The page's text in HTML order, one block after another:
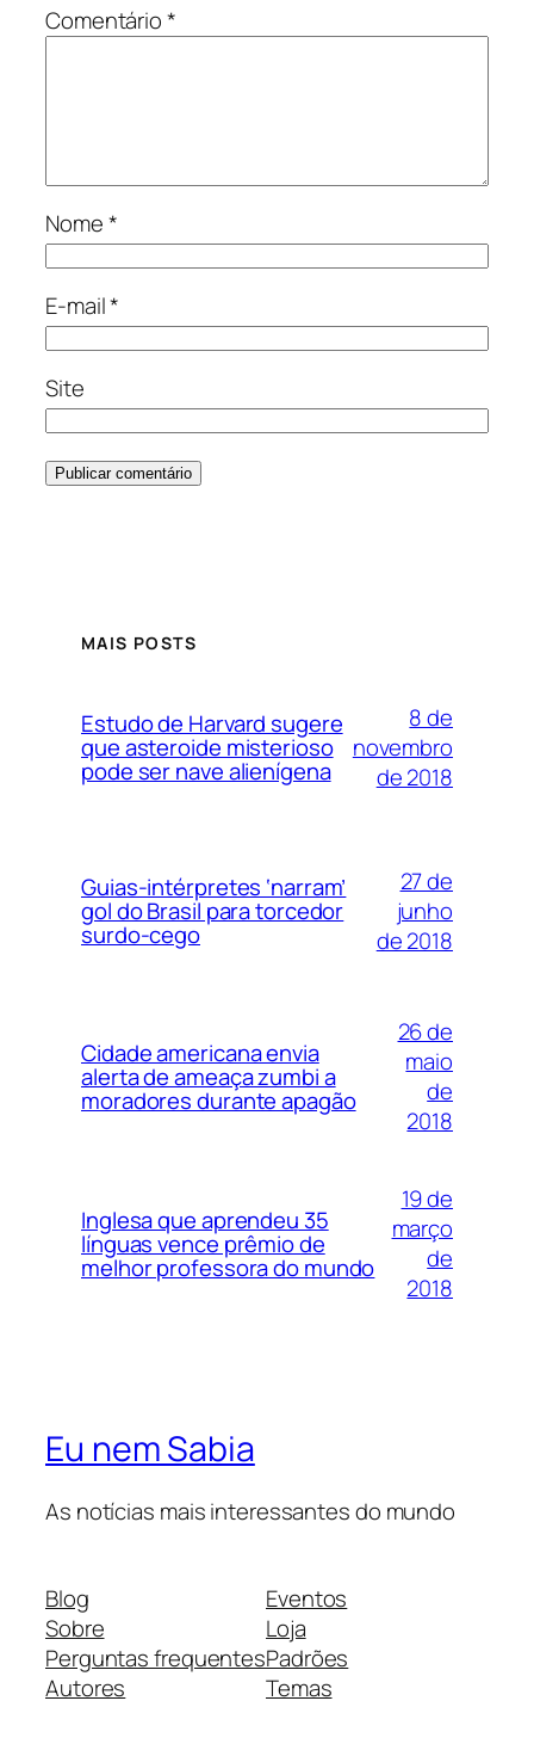
Comentário*
Nome*
E-mail*
Site
MAIS POSTS
Estudo de Harvard sugere
que asteroide misterioso
pode ser nave alienígena
8 de
novembro
de 2018
Guias-intérpretes ‘narram’
gol do Brasil para torcedor
surdo-cego
27 de
junho
de 2018
Cidade americana envia
alerta de ameaça zumbi a
moradores durante apagão
26 de
maio
de
2018
Inglesa que aprendeu 35
línguas vence prêmio de
melhor professora do mundo
19 de
março
de
2018
Eu nem Sabia
As notícias mais interessantes do mundo
Blog
Sobre
Perguntas frequentes
Autores
Eventos
Loja
Padrões
Temas